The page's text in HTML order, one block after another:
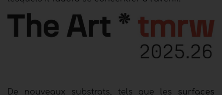
De nouveaux substrats, tels que les surfaces